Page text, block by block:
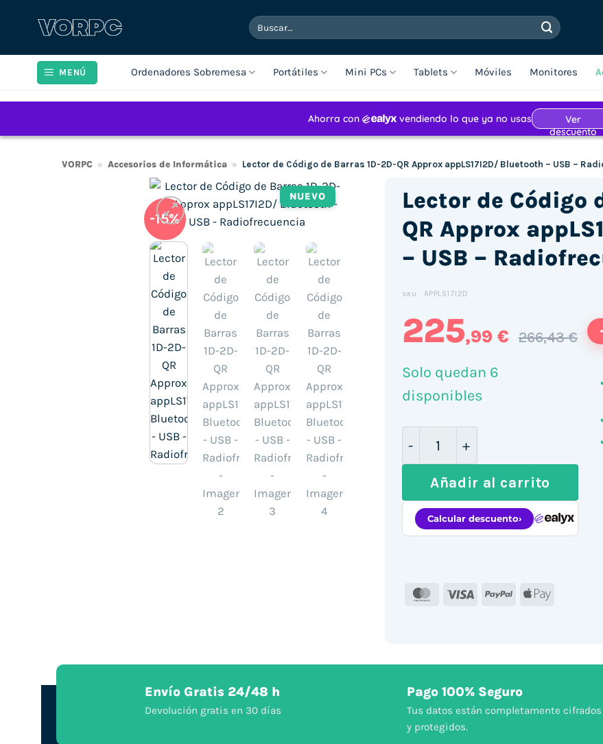
Buscar
por:
MENÚ Ordenadores Sobremesa Portátiles Mini PCs Tablets Móviles Monitores
VORPC » Accesorios de Informática » Lector de Código de Barras 1D-2D-QR Approx appLS17I2D/ Bluetooth – USB –
NUEVO
-15%
Lector de Código
QR Approx
– USB –
SKU: APPLS17I2D
225,99 € 266,43 €
Solo quedan 6
disponibles
Lector de Código de Barras
Añadir al carrito
MasterCard
Visa PayPal Apple
Envío Gratis 24/48 h
Devolución gratis en 30 días
Pago 100% Seguro
Tus datos están completamente cifrados
y protegidos.